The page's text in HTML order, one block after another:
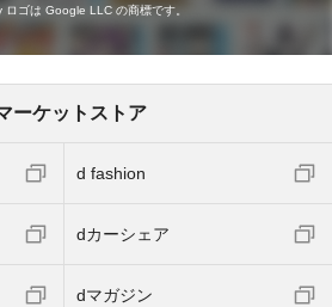
ゴは Google LLC の商標です。
ーケットストア
d fashion
dカーシェア
dマガジン